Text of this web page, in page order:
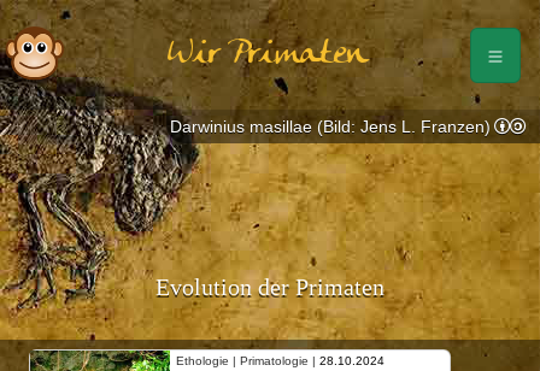
Wir Primaten
Evolution der Primaten
Ethologie | Primatologie | 28.10.2024
Darwinius masillae (Bild: Jens L. Franzen)